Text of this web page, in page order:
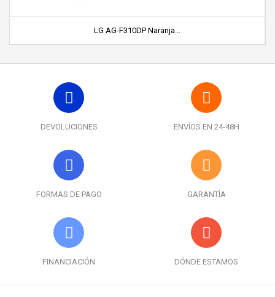
LG AG-F310DP Naranja...
DEVOLUCIONES ENVÍOS EN 24-48H
FORMAS DE PAGO GARANTÍA
FINANCIACIÓN DÓNDE ESTAMOS